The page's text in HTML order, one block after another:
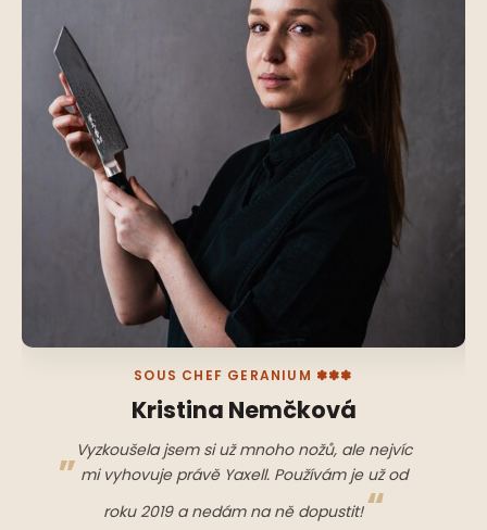
SOUS CHEF GERANIUM ✽✽✽
Kristina Nemčková
Vyzkoušela jsem si už mnoho nožů, ale nejvíc
mi vyhovuje právě Yaxell. Používám je už od
roku 2019 a nedám na ně dopustit!